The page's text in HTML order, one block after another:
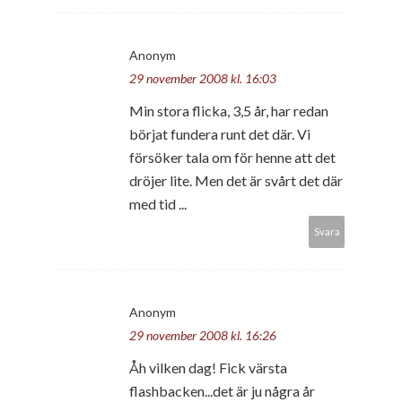
Anonym
29 november 2008 kl. 16:03
Min stora flicka, 3,5 år, har redan
börjat fundera runt det där. Vi
försöker tala om för henne att det
dröjer lite. Men det är svårt det där
med tid ...
Svara
Anonym
29 november 2008 kl. 16:26
Åh vilken dag! Fick värsta
flashbacken...det är ju några år